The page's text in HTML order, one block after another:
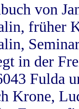
von
früher
in der
Fulda
Krone,